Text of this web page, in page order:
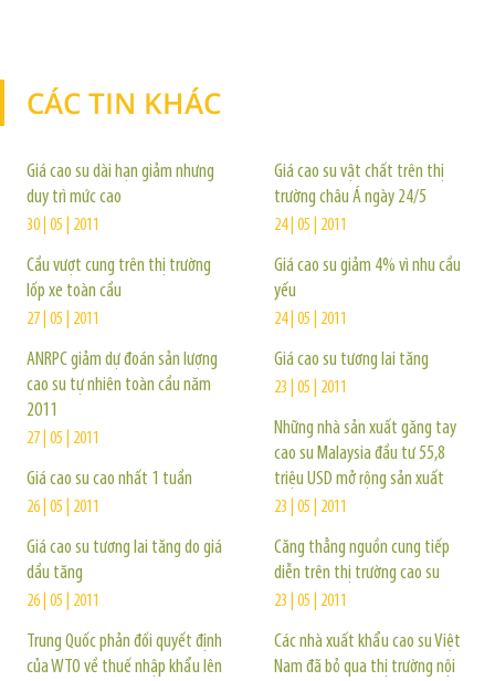
CÁC TIN KHÁC
Giá cao su dài hạn giảm nhưng
duy trì mức cao
30 | 05 | 2011
Cầu vượt cung trên thị trường
lốp xe toàn cầu
27 | 05 | 2011
ANRPC giảm dự đoán sản lượng
cao su tự nhiên toàn cầu năm
2011
27 | 05 | 2011
Giá cao su cao nhất 1 tuần
26 | 05 | 2011
Giá cao su tương lai tăng do giá
dầu tăng
26 | 05 | 2011
Trung Quốc phản đối quyết định
của WTO về thuế nhập khẩu lên
Giá cao su vật chất trên thị
trường châu Á ngày 24/5
24 | 05 | 2011
Giá cao su giảm 4% vì nhu cầu
yếu
24 | 05 | 2011
Giá cao su tương lai tăng
23 | 05 | 2011
Những nhà sản xuất găng tay
cao su Malaysia đầu tư 55,8
triệu USD mở rộng sản xuất
23 | 05 | 2011
Căng thẳng nguồn cung tiếp
diễn trên thị trường cao su
23 | 05 | 2011
Các nhà xuất khẩu cao su Việt
Nam đã bỏ qua thị trường nội